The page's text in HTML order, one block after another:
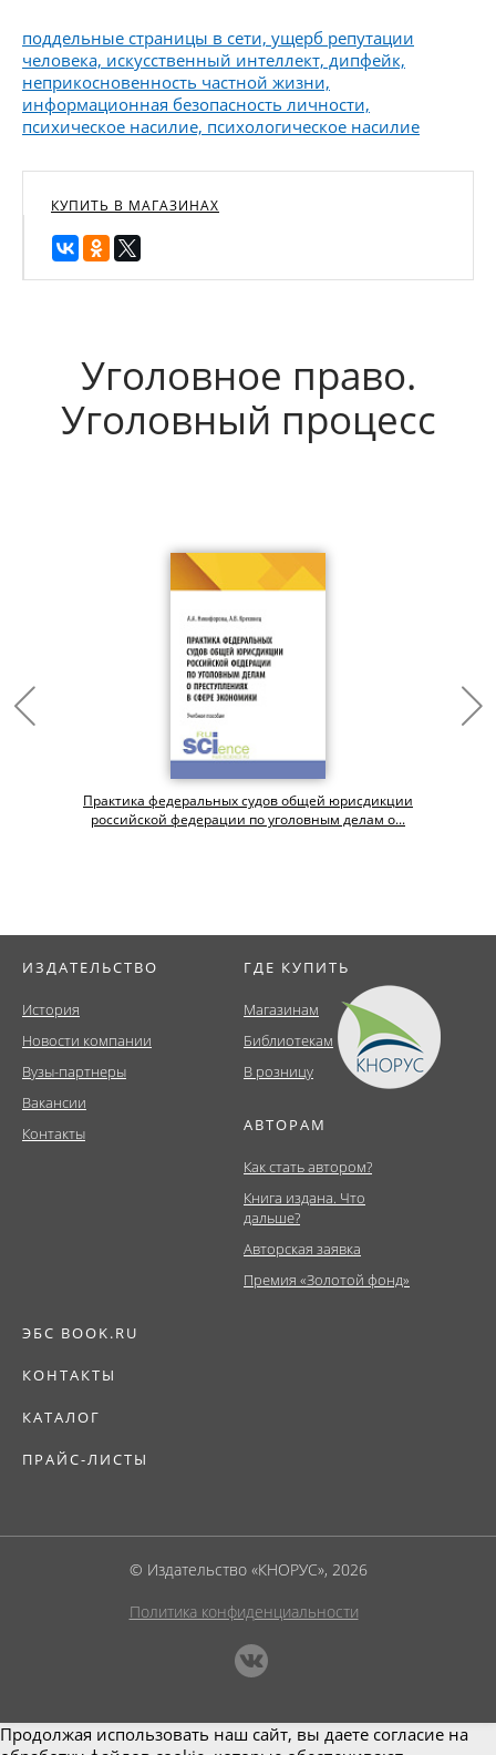
поддельные страницы в сети, ущерб репутации
человека, искусственный интеллект, дипфейк,
неприкосновенность частной жизни,
информационная безопасность личности,
психическое насилие, психологическое насилие
КУПИТЬ В МАГАЗИНАХ
Уголовное право.
Уголовный процесс
Практика федеральных судов общей юрисдикции
российской федерации по уголовным делам о...
ИЗДАТЕЛЬСТВО
История
Новости компании
Вузы-партнеры
Вакансии
Контакты
ГДЕ КУПИТЬ
Магазинам
Библиотекам
В розницу
АВТОРАМ
Как стать автором?
Книга издана. Что
дальше?
Авторская заявка
Премия «Золотой фонд»
ЭБС BOOK.RU
КОНТАКТЫ
КАТАЛОГ
ПРАЙС-ЛИСТЫ
© Издательство «КНОРУС», 2026
Политика конфиденциальности
Продолжая использовать наш сайт, вы даете согласие на